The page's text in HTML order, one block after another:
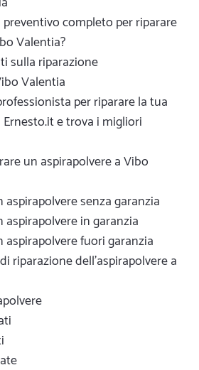
completo per riparare
Valentia?
sulla riparazione
Valentia
per riparare la tua
e trova i migliori
un aspirapolvere a Vibo
senza garanzia
aspirapolvere in garanzia
aspirapolvere fuori garanzia
riparazione dell'aspirapolvere a